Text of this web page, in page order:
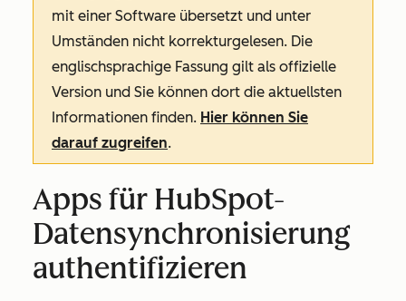
mit einer Software übersetzt und unter
Umständen nicht korrekturgelesen. Die
englischsprachige Fassung gilt als offizielle
Version und Sie können dort die aktuellsten
Informationen finden. Hier können Sie
darauf zugreifen.
Apps für HubSpot-
Datensynchronisierung
authentifizieren